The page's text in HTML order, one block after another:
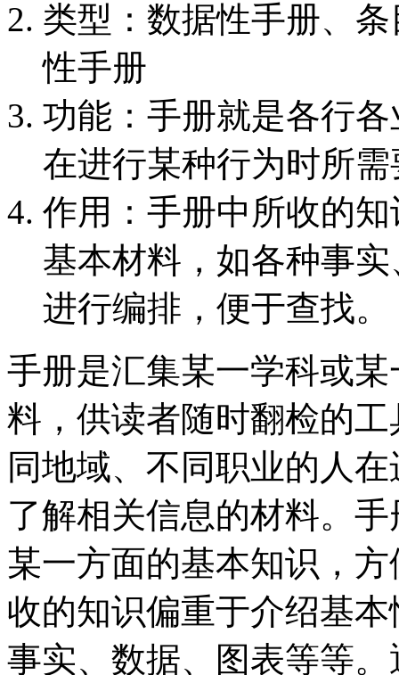
类型：数据性手册、
性手册
功能：手册就是各行
在进行某种行为时所
作用：手册中所收的
基本材料，如各种事
进行编排，便于查找。
手册是汇集某一学科或
料，供读者随时翻检的
同地域、不同职业的人
了解相关信息的材料。
某一方面的基本知识，
收的知识偏重于介绍基
事实、数据、图表等等